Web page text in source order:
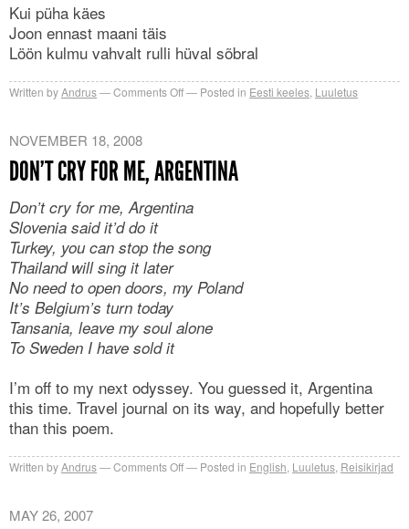
Kui püha käes
Joon ennast maani täis
Löön kulmu vahvalt rulli hüval sõbral
Written byAndrus Comments Offon
aja
Posted in Eesti keeles Luuletus
NOVEMBER 18, 2008
DON’T CRY FOR ME, ARGENTINA
Don’t cry for me, Argentina
Slovenia said it’d do it
Turkey, you can stop the song
Thailand will sing it later
No need to open doors, my Poland
It’s Belgium’s turn today
Tansania, leave my soul alone
To Sweden I have sold it
I’m off to my next odyssey. You guessed it, Argentina
this time. Travel journal on its way, and hopefully better
than this poem.
Written byAndrus Comments Offon Posted in English Luuletus Reisikirjad
MAY 26, 2007